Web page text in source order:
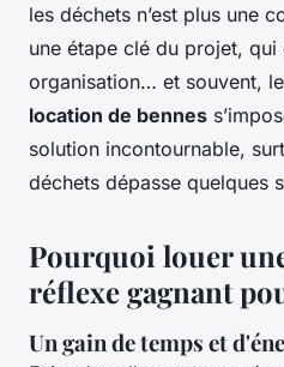
les déchets n’est plus une
une étape clé du projet,
organisation… et souvent,
location de bennes
solution incontournable,
déchets dépasse quelques
Pourquoi louer
réflexe gagnant
Un gain de temps et